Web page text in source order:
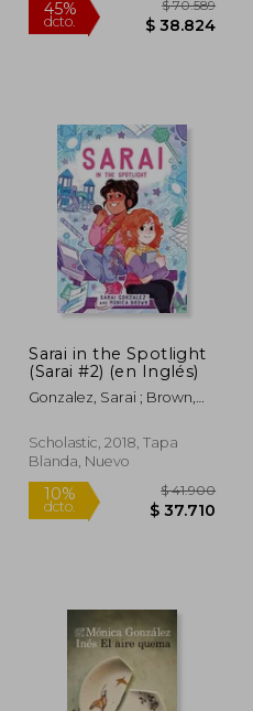
45%
dcto. $
Sarai in the Spotlight
(Sarai #2) (en Inglés)
Gonzalez, Sarai ; Brown,
Scholastic, 2018, Tapa
Blanda, Nuevo